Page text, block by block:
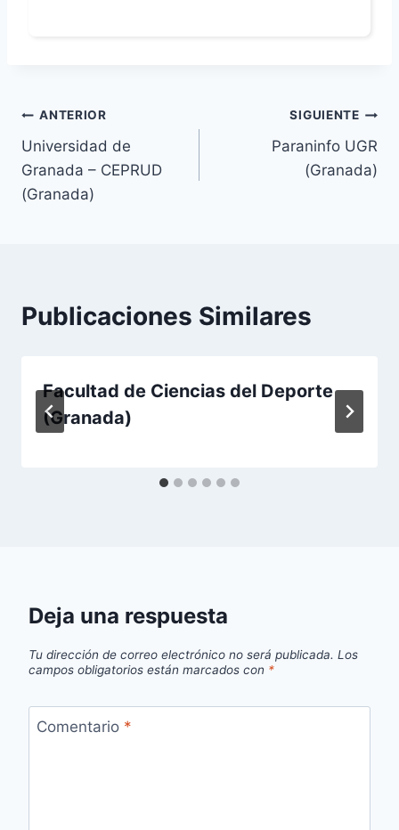
Navegación
de
entradas
ANTERIOR
Universidad de
Granada – CEPRUD
(Granada)
SIGUIENTE
Paraninfo UGR
(Granada)
Publicaciones Similares
Facultad de Ciencias del Deporte
(Granada)
Deja una respuesta
Tu dirección de correo electrónico no será publicada. Los
campos obligatorios están marcados con *
Comentario *